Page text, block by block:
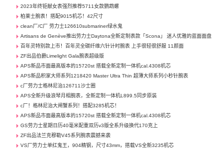
2023年终钜献女表强烈推荐5711女款鹦鹉螺
柏莱士腕表！搭配9015机芯！42尺寸
clean厂/C厂 劳力士126610submariner绿水鬼
Artisans de Genève推出劳力士Daytona全新定制表款「Scona」 迷人优雅的蓝面面盘
百年灵特别款上市！百年灵全碳纤维六针计时腕表 上手很轻很舒服 11颜面
ZF出品伯爵Limelight Gala腕表超级版
APS新品市面最高版本的15720st 搭载全新定制一体机cal.4308机芯
APS新品积家大师系列1218420 Master Ultra Thin 超薄大师系列小秒针腕表
c厂劳力士格林尼治126711沙士圈
APS全新升级浪琴月相腕表，全新定制一体机L899.5同步原装
c厂！格林尼治大闸蟹系列！搭配3285机芯！
APS新品市面最高版本的15720st 搭载全新定制一体机cal.4308机芯
GS劳力士星期日历40毫米配重双历v3版全系升级换代170克上
ZF出品法兰克穆勒V45系列腕表震撼来袭
VS厂劳力士单红鬼王，904精钢，尺寸43mm，搭载VS全新3235机芯